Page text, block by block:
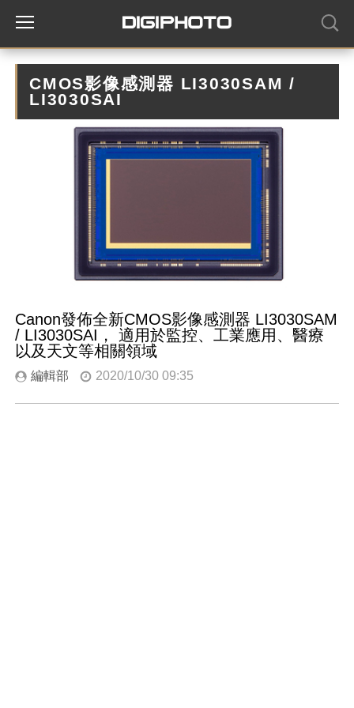
CMOS影像感測器 LI3030SAM /
LI3030SAI
Canon發佈全新CMOS影像感測器 LI3030SAM
/ LI3030SAI， 適用於監控、工業應用、醫療
以及天文等相關領域
編輯部 2020/10/30 09:35